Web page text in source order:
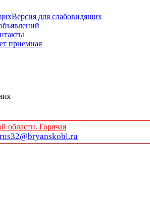
Версия для слабовидящих
приемная
области. Горячая